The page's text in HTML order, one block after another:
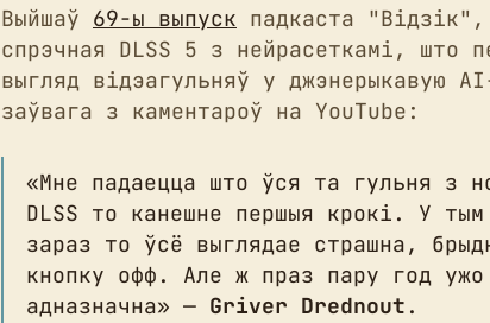
Выйшаў 69-ы выпуск падкаста
спрэчная DLSS 5 з нейрасеткамі, што
выгляд відэагульняў у джэнерыкавую
заўвага з каментароў на YouTube:
«Мне падаецца што ўся та гульня з
DLSS то канешне першыя крокі. У
зараз то ўсё выглядае страшна,
кнопку офф. Але ж праз пару год
адназначна» — Griver Drednout .